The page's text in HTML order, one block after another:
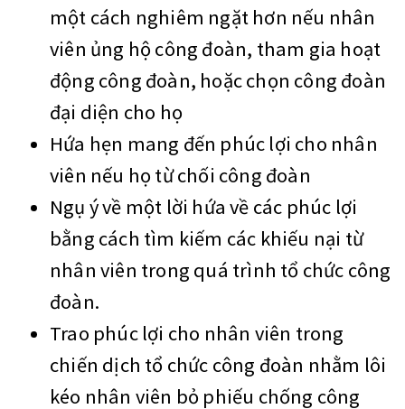
một cách nghiêm ngặt hơn nếu nhân
viên ủng hộ công đoàn, tham gia hoạt
động công đoàn, hoặc chọn công đoàn
đại diện cho họ
Hứa hẹn mang đến phúc lợi cho nhân
viên nếu họ từ chối công đoàn
Ngụ ý về một lời hứa về các phúc lợi
bằng cách tìm kiếm các khiếu nại từ
nhân viên trong quá trình tổ chức công
đoàn.
Trao phúc lợi cho nhân viên trong
chiến dịch tổ chức công đoàn nhằm lôi
kéo nhân viên bỏ phiếu chống công